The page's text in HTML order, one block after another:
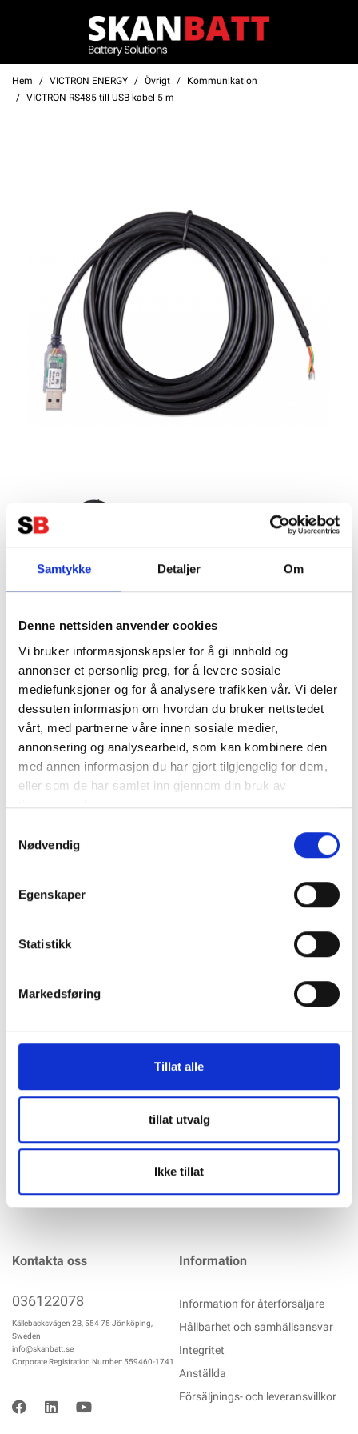
Samtykke Detaljer Om
Denne nettsiden anvender cookies
Vi bruker informasjonskapsler for å gi innhold og
annonser et personlig preg, for å levere sosiale
mediefunksjoner og for å analysere trafikken vår. Vi deler
dessuten informasjon om hvordan du bruker nettstedet
vårt, med partnerne våre innen sosiale medier,
annonsering og analysearbeid, som kan kombinere den
med annen informasjon du har gjort tilgjengelig for dem,
eller som de har samlet inn gjennom din bruk av
tjenestene deres.
Nødvendig
Egenskaper
Statistikk
Markedsføring
Tillat alle
tillat utvalg
Ikke tillat
Hem VICTRON ENERGY Övrigt
Kommunikation
VICTRON RS485 till USB kabel 5 m
VICTRON RS485 till USB kabel 5 m
Tillverkare: VICTRON
VICTRON RS485 till USB kabel 5 m
Övergång från RS485 till USB
Produktnummer:
62321
Dela den här produkten
Specifikation
VICTRON RS485 till USB kabel 5 m Övergång från RS485 till
mer info
Kontakta oss
036122078
Källebacksvägen 2B, 554 75 Jönköping,
Sweden
info@skanbatt.se
Corporate Registration Number: 559460-1741
Information
Information för återförsäljare
Hållbarhet och samhällsansvar
Integritet
Anställda
Försäljnings- och leveransvillkor